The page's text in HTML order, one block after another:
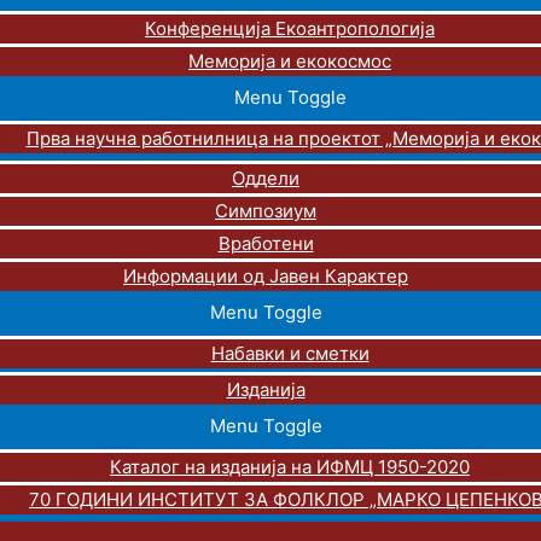
Конференција Екоантропологија
Меморија и екокосмос
Menu Toggle
Прва научна работнилница на проектот „Меморија и
Оддели
Симпозиум
Вработени
Информации од Јавен Карактер
Menu Toggle
Набавки и сметки
Изданија
Menu Toggle
Каталог на изданија на ИФМЦ 1950-2020
70 ГОДИНИ ИНСТИТУТ ЗА ФОЛКЛОР „МАРКО